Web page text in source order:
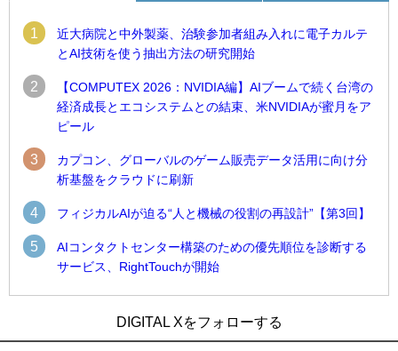
1
近大病院と中外製薬、治験参加者組み入れに電子カルテ
とAI技術を使う抽出方法の研究開始
2
【COMPUTEX 2026：NVIDIA編】AIブームで続く台湾の
経済成長とエコシステムとの結束、米NVIDIAが蜜月をア
ピール
3
カプコン、グローバルのゲーム販売データ活用に向け分
析基盤をクラウドに刷新
4 フィジカルAIが迫る“人と機械の役割の再設計”【第3回】
5
AIコンタクトセンター構築のための優先順位を診断する
サービス、RightTouchが開始
技術を使う抽出方法の研究開始
合基盤を本格稼働DIGITAL Xをフォローする